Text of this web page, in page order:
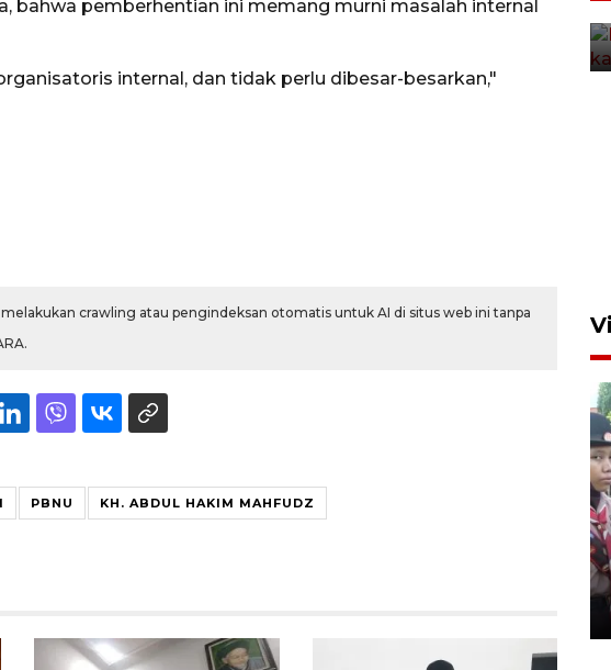
bahwa pemberhentian ini memang murni masalah internal
internal, dan tidak perlu dibesar-besarkan,"
crawling atau pengindeksan otomatis untuk AI di situs web ini tanpa
PBNU KH. ABDUL HAKIM MAHFUDZ
5 Agustus 2026 22:18